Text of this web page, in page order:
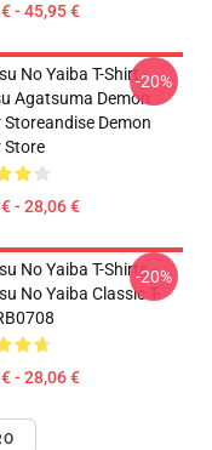
- 45,95 €
No Yaiba T-Shirt -
Agatsuma Demon
Storeandise Demon
Store
- 28,06 €
-20%
No Yaiba T-Shirts -
No Yaiba Classic T-
- 28,06 €
-20%